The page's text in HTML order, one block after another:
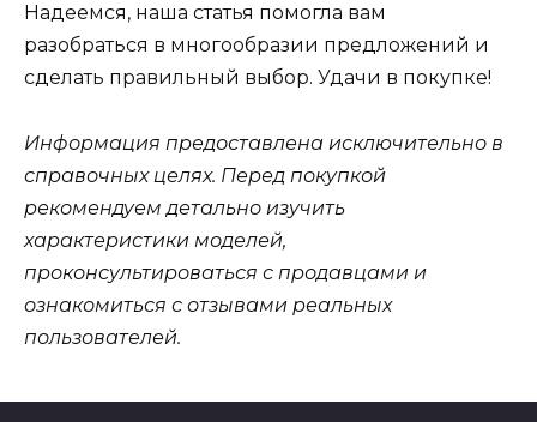
Надеемся, наша статья помогла вам
разобраться в многообразии предложений и
сделать правильный выбор. Удачи в покупке!
Информация предоставлена исключительно в
справочных целях. Перед покупкой
рекомендуем детально изучить
характеристики моделей,
проконсультироваться с продавцами и
ознакомиться с отзывами реальных
пользователей.